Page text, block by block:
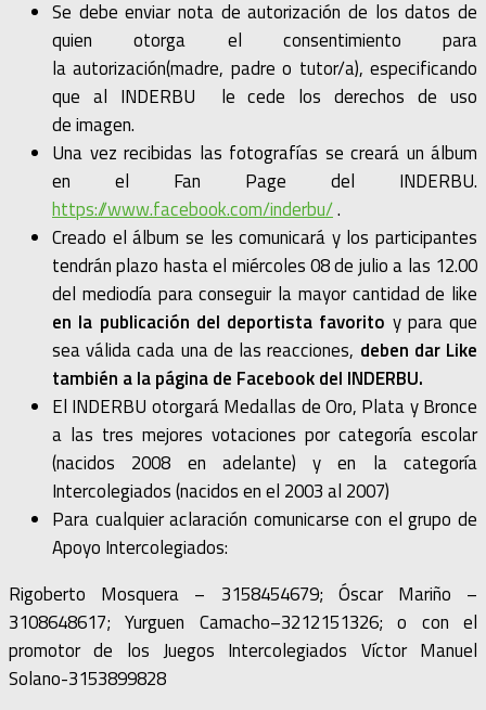
Se debe enviar nota de autorización de los datos de
quien otorga el consentimiento para
la autorización(madre, padre o tutor/a), especificando
que al INDERBU le cede los derechos de uso
de imagen.
Una vez recibidas las fotografías se creará un álbum
en el Fan Page del INDERBU.
https://www.facebook.com/inderbu/.
Creado el álbum se les comunicará y los participantes
tendrán plazo hasta el miércoles 08 de julio a las 12.00
del mediodía para conseguir la mayor cantidad de like
en la publicación del deportista favorito y para que
sea válida cada una de las reacciones, deben dar Like
también a la página de Facebook del INDERBU.
El INDERBU otorgará Medallas de Oro, Plata y Bronce
a las tres mejores votaciones por categoría escolar
(nacidos 2008 en adelante) y en la categoría
Intercolegiados (nacidos en el 2003 al 2007)
Para cualquier aclaración comunicarse con el grupo de
Apoyo Intercolegiados:
Rigoberto Mosquera – 3158454679; Óscar Mariño –
3108648617; Yurguen Camacho–3212151326; o con el
promotor de los Juegos Intercolegiados Víctor Manuel
Solano-3153899828